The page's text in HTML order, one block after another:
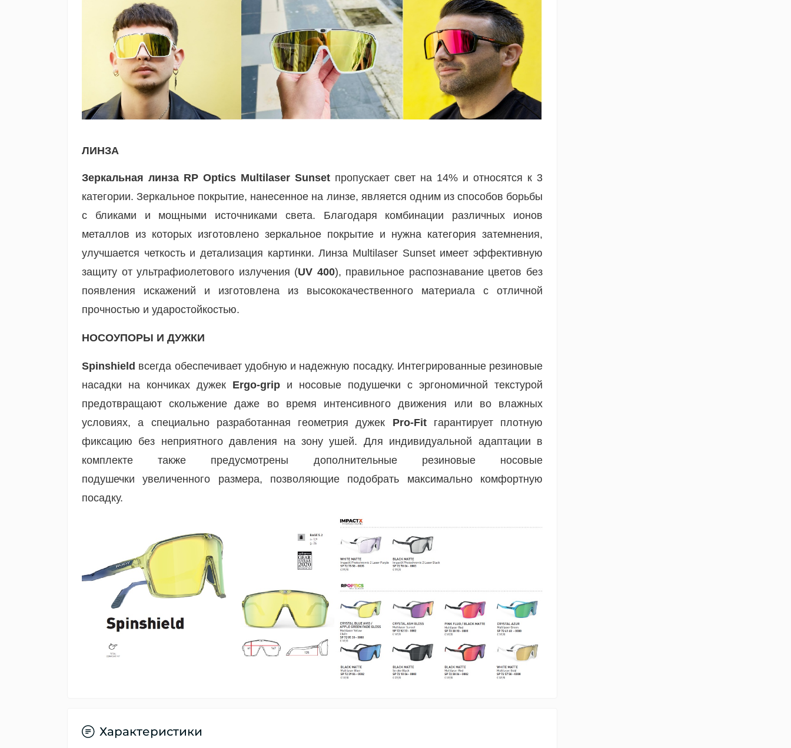
ЛИНЗА
Зеркальная линза RP Optics Multilaser Sunset пропускает свет на 14% и относятся к 3
категории. Зеркальное покрытие, нанесенное на линзе, является одним из способов борьбы
с бликами и мощными источниками света. Благодаря комбинации различных ионов
металлов из которых изготовлено зеркальное покрытие и нужна категория затемнения,
улучшается четкость и детализация картинки. Линза Multilaser Sunset имеет эффективную
защиту от ультрафиолетового излучения (UV 400), правильное распознавание цветов без
появления искажений и изготовлена из высококачественного материала с отличной
прочностью и ударостойкостью.
НОСОУПОРЫ И ДУЖКИ
Spinshield всегда обеспечивает удобную и надежную посадку. Интегрированные резиновые
насадки на кончиках дужек Ergo-grip и носовые подушечки с эргономичной текстурой
предотвращают скольжение даже во время интенсивного движения или во влажных
условиях, а специально разработанная геометрия дужек Pro-Fitгарантирует плотную
фиксацию без неприятного давления на зону ушей. Для индивидуальной адаптации в
комплекте также предусмотрены дополнительные резиновые носовые
подушечки увеличенного размера, позволяющие подобрать максимально комфортную
посадку.
Характеристики